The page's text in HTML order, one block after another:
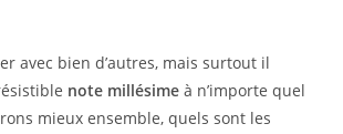
avec bien d’autres, mais surtout il
note millésime à n’importe quel
mieux ensemble, quels sont les